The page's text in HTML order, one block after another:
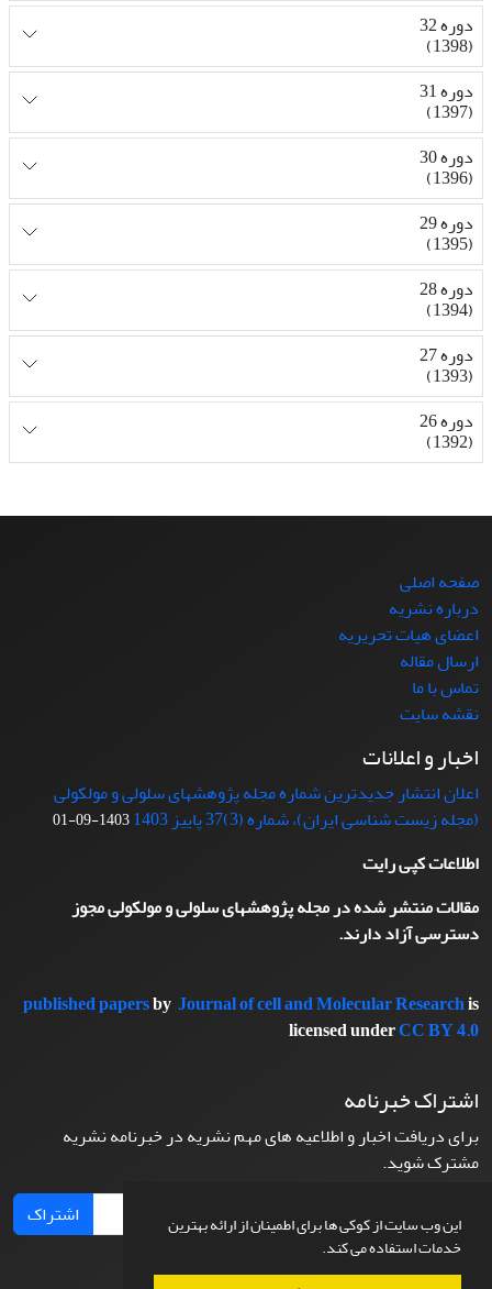
این وب سایت از کوکی ها برای اطمینان از ارائه بهترین
خدمات استفاده می کند.
دوره 32
(1398)
دوره 31
(1397)
دوره 30
(1396)
دوره 29
(1395)
دوره 28
(1394)
دوره 27
(1393)
دوره 26
(1392)
صفحه اصلی
درباره نشریه
اعضای هیات تحریریه
ارسال مقاله
تماس با ما
نقشه سایت
اخبار و اعلانات
اعلان انتشار جدیدترین شماره مجله پژوهشهای سلولی و مولکولی
(مجله زیست شناسی ایران)، شماره (3)37 پاییز 1403
1403-09-01
اطلاعات کپی رایت
مقالات منتشر شده در مجله پژوهشهای سلولی و مولکولی مجوز
دسترسی آزاد دارند.
published papersby Journal of cell and Molecular Researchis
licensed underCC BY 4.0
اشتراک خبرنامه
برای دریافت اخبار و اطلاعیه های مهم نشریه در خبرنامه نشریه
مشترک شوید.
اشتراک